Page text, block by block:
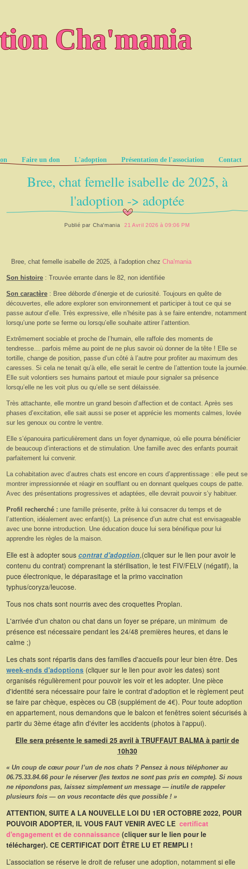
Cha'mania
Faire un don L'adoption Présentation de l'association Contact
Bree, chat femelle isabelle de 2025, à
l'adoption -> adoptée
Publié par Cha'mania 21 Avril 2026 à 09:06 PM
Bree, chat femelle isabelle de 2025, à l'adoption chez Cha'mania
Son histoire : Trouvée errante dans le 82, non identifiée
Son caractère : Bree déborde d’énergie et de curiosité. Toujours en quête de
découvertes, elle adore explorer son environnement et participer à tout ce qui se
passe autour d’elle. Très expressive, elle n’hésite pas à se faire entendre, notamment
lorsqu’une porte se ferme ou lorsqu’elle souhaite attirer l’attention.
Extrêmement sociable et proche de l’humain, elle raffole des moments de
tendresse… parfois même au point de ne plus savoir où donner de la tête ! Elle se
tortille, change de position, passe d’un côté à l’autre pour profiter au maximum des
caresses. Si cela ne tenait qu’à elle, elle serait le centre de l’attention toute la journée.
Elle suit volontiers ses humains partout et miaule pour signaler sa présence
lorsqu’elle ne les voit plus ou qu’elle se sent délaissée.
Très attachante, elle montre un grand besoin d’affection et de contact. Après ses
phases d’excitation, elle sait aussi se poser et apprécie les moments calmes, lovée
sur les genoux ou contre le ventre.
Elle s’épanouira particulièrement dans un foyer dynamique, où elle pourra bénéficier
de beaucoup d’interactions et de stimulation. Une famille avec des enfants pourrait
parfaitement lui convenir.
La cohabitation avec d’autres chats est encore en cours d’apprentissage : elle peut se
montrer impressionnée et réagir en soufflant ou en donnant quelques coups de patte.
Avec des présentations progressives et adaptées, elle devrait pouvoir s’y habituer.
Profil recherché : une famille présente, prête à lui consacrer du temps et de
l’attention, idéalement avec enfant(s). La présence d’un autre chat est envisageable
avec une bonne introduction. Une éducation douce lui sera bénéfique pour lui
apprendre les règles de la maison.
Elle est à adopter sous contrat d'adoption,(cliquer sur le lien pour avoir le
contenu du contrat) comprenant la stérilisation, le test FIV/FELV (négatif), la
puce électronique, le déparasitage et la primo vaccination
typhus/coryza/leucose.
Tous nos chats sont nourris avec des croquettes Proplan.
L'arrivée d'un chaton ou chat dans un foyer se prépare, un minimum de
présence est nécessaire pendant les 24/48 premières heures, et dans le
calme ;)
Les chats sont répartis dans des familles d'accueils pour leur bien être. Des
week-ends d'adoptions (cliquer sur le lien pour avoir les dates) sont
organisés régulièrement pour pouvoir les voir et les adopter. Une pièce
d'identité sera nécessaire pour faire le contrat d'adoption et le règlement peut
se faire par chèque, espèces ou CB (supplément de 4€). Pour toute adoption
en appartement, nous demandons que le balcon et fenêtres soient sécurisés à
partir du 3ème étage afin d'éviter les accidents (photos à l'appui).
Elle sera présente le samedi 25 avril à TRUFFAUT BALMA à partir de
10h30
« Un coup de cœur pour l’un de nos chats ? Pensez à nous téléphonerau
06.75.33.84.66 pour le réserver (les textos ne sont pas pris en compte). Si nous
ne répondons pas, laissez simplement un message — inutile de rappeler
plusieurs fois — on vous recontacte dès que possible ! »
ATTENTION, SUITE A LA NOUVELLE LOI DU 1ER OCTOBRE 2022, POUR
POUVOIR ADOPTER, IL VOUS FAUT VENIR AVEC LE certificat
d'engagement et de connaissance (cliquer sur le lien pour le
télécharger). CE CERTIFICAT DOIT ÊTRE LU ET REMPLI !
L’association se réserve le droit de refuser une adoption, notamment si elle